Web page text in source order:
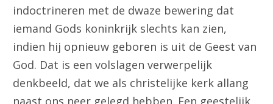
indoctrineren met de dwaze bewering dat
iemand Gods koninkrijk slechts kan zien,
indien hij opnieuw geboren is uit de Geest van
God. Dat is een volslagen verwerpelijk
denkbeeld, dat we als christelijke kerk allang
naast ons neer gelegd hebben. Een geestelijk